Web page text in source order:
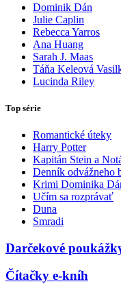
Dominik Dán
Julie Caplin
Rebecca Yarros
Ana Huang
Sarah J. Maas
Táňa Keleová
Lucinda Riley
Top série
Romantické úteky
Harry Potter
Kapitán Stein a
Denník odvážneho
Krimi Dominika
Učím sa rozprávať
Duna
Smradi
Darčekové
Čítačky e-kníh